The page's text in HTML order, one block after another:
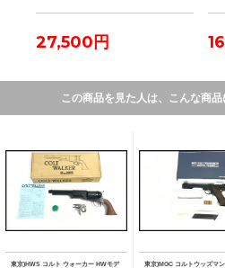
27,500円
この商品を見た人は、こんな商
東京)HWS コルト ウォーカー HWモデ
東京)MGC コルトウッズマ